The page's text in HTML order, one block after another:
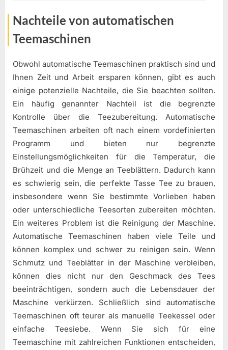
Nachteile von automatischen
Teemaschinen
Obwohl automatische Teemaschinen praktisch sind und
Ihnen Zeit und Arbeit ersparen können, gibt es auch
einige potenzielle Nachteile, die Sie beachten sollten.
Ein häufig genannter Nachteil ist die begrenzte
Kontrolle über die Teezubereitung. Automatische
Teemaschinen arbeiten oft nach einem vordefinierten
Programm und bieten nur begrenzte
Einstellungsmöglichkeiten für die Temperatur, die
Brühzeit und die Menge an Teeblättern. Dadurch kann
es schwierig sein, die perfekte Tasse Tee zu brauen,
insbesondere wenn Sie bestimmte Vorlieben haben
oder unterschiedliche Teesorten zubereiten möchten.
Ein weiteres Problem ist die Reinigung der Maschine.
Automatische Teemaschinen haben viele Teile und
können komplex und schwer zu reinigen sein. Wenn
Schmutz und Teeblätter in der Maschine verbleiben,
können dies nicht nur den Geschmack des Tees
beeinträchtigen, sondern auch die Lebensdauer der
Maschine verkürzen. Schließlich sind automatische
Teemaschinen oft teurer als manuelle Teekessel oder
einfache Teesiebe. Wenn Sie sich für eine
Teemaschine mit zahlreichen Funktionen entscheiden,